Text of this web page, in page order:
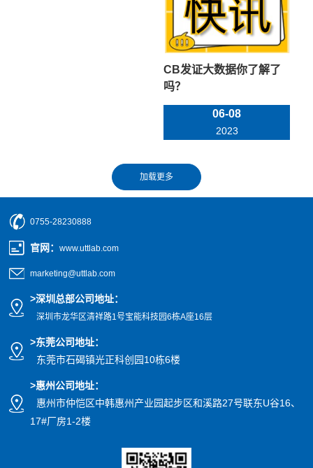
CB发证大数据你了解了
吗？
06-08
2023
0755-28230888
官网 ：www.uttlab.com
marketing@uttlab.com
>深圳总部公司地址：
深圳市龙华区清祥路1号宝能科技园6栋A座16层
>东莞公司地址：
东莞市石碣镇光正科创园10栋6楼
>惠州公司地址：
惠州市仲恺区中韩惠州产业园起步区和溪路27号联东U谷16、
17#厂房1-2楼